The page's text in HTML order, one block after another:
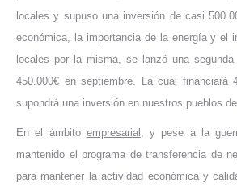
locales y supuso una inversión de casi
económica, la importancia de la energía y el
locales por la misma, se lanzó una
450.000€ en septiembre. La cual financiará
supondrá una inversión en nuestros pueblos
En el ámbito empresarial , y pese a la
mantenido el programa de transferencia de
para mantener la actividad económica y